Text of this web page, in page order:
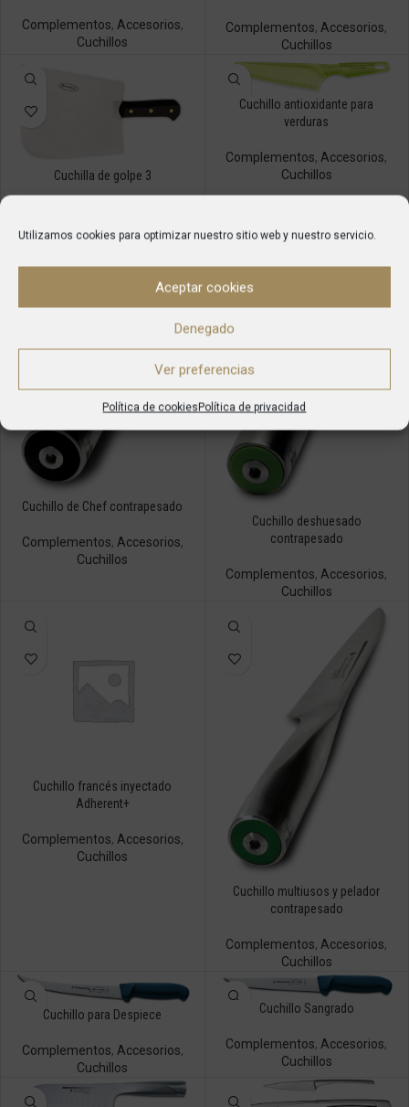
Utilizamos cookies para optimizar nuestro sitio web y nuestro servicio.
Aceptar cookies
Denegado
Ver preferencias
Política de cookiesPolítica de privacidad
Complementos, Accesorios,
Cuchillos
Complementos, Accesorios,
Cuchillos
Cuchilla de golpe 3
Cuchillos
Cuchillo antioxidante para
verduras
Complementos, Accesorios,
Cuchillos
Cuchillo de Chef contrapesado
Complementos, Accesorios,
Cuchillos
Cuchillo deshuesado
contrapesado
Complementos,Accesorios,
Cuchillos
Cuchillo francés inyectado
Adherent+
Complementos, Accesorios,
Cuchillos
Cuchillo multiusos y pelador
contrapesado
Complementos, Accesorios,
Cuchillos
Cuchillo para Despiece
Complementos, Accesorios,
Cuchillos
Cuchillo Sangrado
Complementos, Accesorios,
Cuchillos